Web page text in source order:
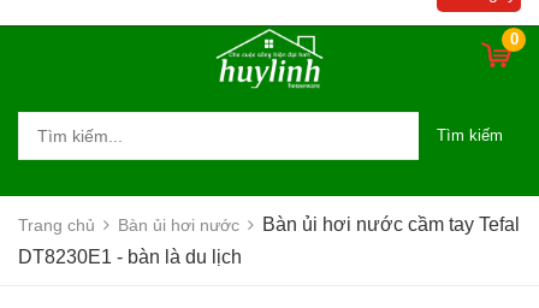
0
Tìm kiếm
Trang chủ Bàn ủi hơi nước
Bàn ủi hơi nước cầm tay Tefal
DT8230E1 - bàn là du lịch